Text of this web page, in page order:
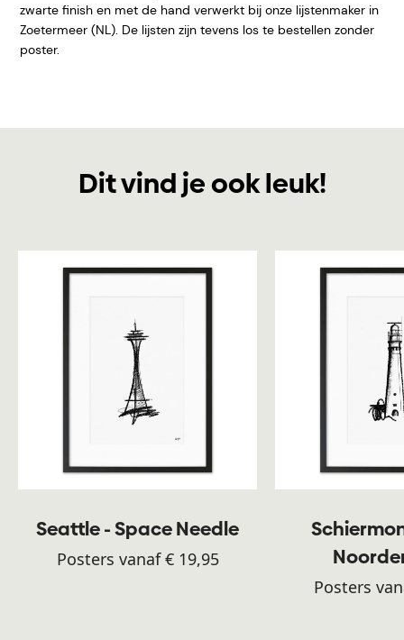
zwarte finish en met de hand verwerkt bij onze lijstenmaker in
Zoetermeer (NL). De lijsten zijn tevens los te bestellen zonder
poster.
Dit vind je ook leuk!
Seattle - Space Needle
Posters vanaf € 19,95
Posters